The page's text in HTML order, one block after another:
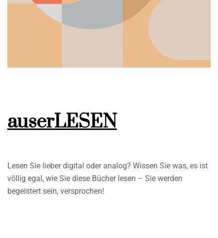
auserLESEN
Lesen Sie lieber digital oder analog? Wissen Sie was, es ist
völlig egal, wie Sie diese Bücher lesen – Sie werden
begeistert sein, versprochen!